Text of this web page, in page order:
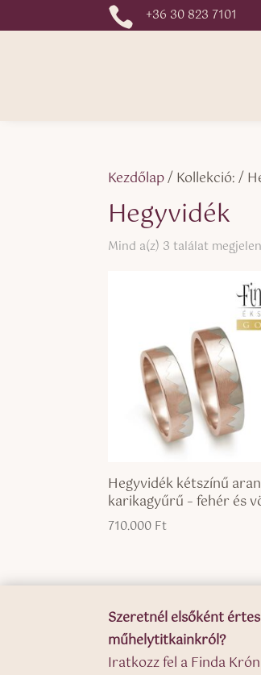
 +36 30 823 7101
Kezdőlap/ Kollekció: /
Hegyvidék
Mind a(z) 3 találat
Hegyvidék kétszínű
karikagyűrű – fehér és
710.000 Ft
Szeretnél elsőként
műhelytitkainkról?
Iratkozz fel a Finda